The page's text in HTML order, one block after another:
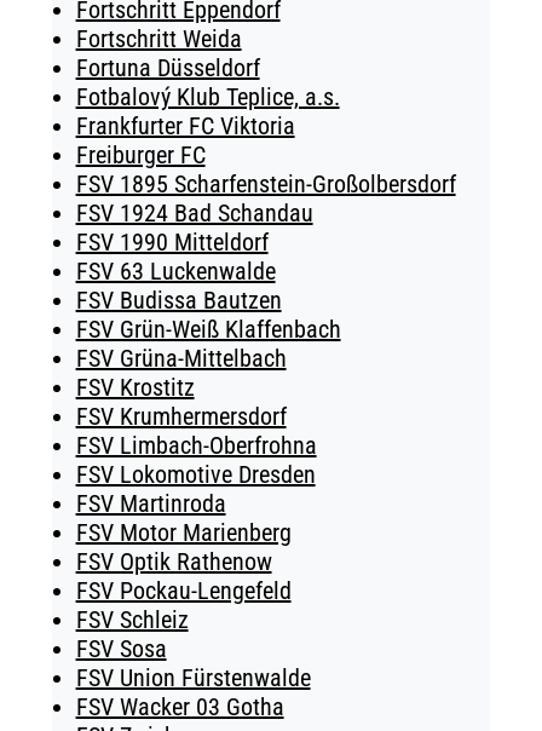
Fortschritt Eppendorf
Fortschritt Weida
Fortuna Düsseldorf
Fotbalový Klub Teplice, a.s.
Frankfurter FC Viktoria
Freiburger FC
FSV 1895 Scharfenstein-Großolbersdorf
FSV 1924 Bad Schandau
FSV 1990 Mitteldorf
FSV 63 Luckenwalde
FSV Budissa Bautzen
FSV Grün-Weiß Klaffenbach
FSV Grüna-Mittelbach
FSV Krostitz
FSV Krumhermersdorf
FSV Limbach-Oberfrohna
FSV Lokomotive Dresden
FSV Martinroda
FSV Motor Marienberg
FSV Optik Rathenow
FSV Pockau-Lengefeld
FSV Schleiz
FSV Sosa
FSV Union Fürstenwalde
FSV Wacker 03 Gotha